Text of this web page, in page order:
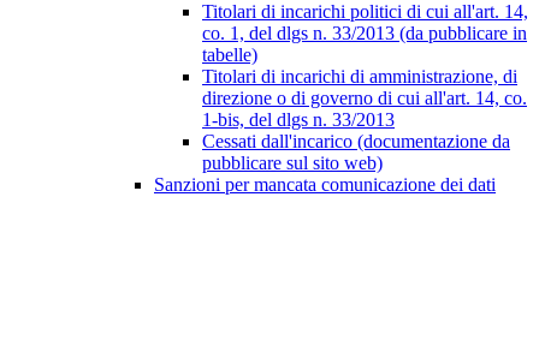
Titolari di incarichi politici di cui all'art. 14,
co. 1, del dlgs n. 33/2013 (da pubblicare in
tabelle)
Titolari di incarichi di amministrazione, di
direzione o di governo di cui all'art. 14, co.
1-bis, del dlgs n. 33/2013
Cessati dall'incarico (documentazione da
pubblicare sul sito web)
Sanzioni per mancata comunicazione dei dati